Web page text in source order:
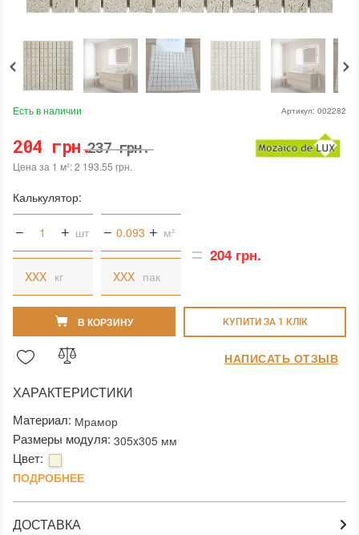
Артикул: 002282
Есть в наличии
204 грн.237 грн.
Цена за 1 м²: 2 193.55 грн.
Калькулятор:
шт м²
кг пак
204 грн.
В КОРЗИНУ КУПИТИ ЗА 1 КЛIК
ХАРАКТЕРИСТИКИ
Материал: Мрамор
Размеры модуля: 305x305 мм
Цвет:
ПОДРОБНЕЕ
ДОСТАВКА
НАПИСАТЬ ОТЗЫВ